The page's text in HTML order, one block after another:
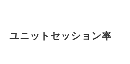
ユニットセッション率